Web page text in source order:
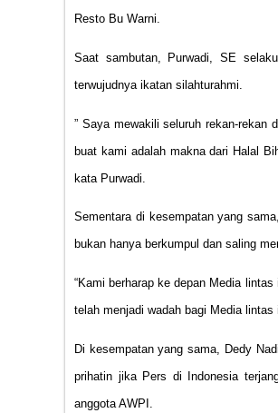
Resto Bu Warni.
Saat sambutan, Purwadi, SE
terwujudnya ikatan silahturahmi.
” Saya mewakili seluruh rekan-rekan
buat kami adalah makna dari Halal
kata Purwadi.
Sementara di kesempatan yang
bukan hanya berkumpul dan saling
“Kami berharap ke depan Media
telah menjadi wadah bagi Media
Di kesempatan yang sama, Dedy
prihatin jika Pers di Indonesia
anggota AWPI.